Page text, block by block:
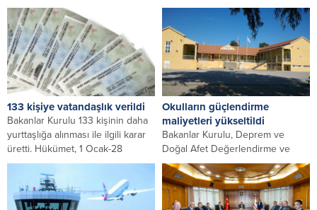
Tüzükler, 1 Ocak’tan itibaren...
Kredi Kurumlarının Araç Olarak
Kullanılması Suretiyle
Dolandırıcılık” suçlarını...
133 kişiye vatandaşlık verildi
Bakanlar Kurulu 133 kişinin daha
yurttaşlığa alınması ile ilgili karar
üretti. Hükümet, 1 Ocak-28
Aralık...
Okulların güçlendirme
maliyetleri yükseltildi
Bakanlar Kurulu, Deprem ve
Doğal Afet Değerlendirme ve
İzleme Komisyonu’nun 20 Kasım
2024 tarihinde aldığı...